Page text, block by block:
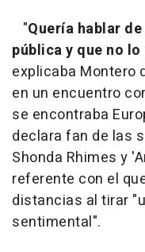
"Quería hablar
pública y que no
explicaba Montero
en un encuentro
se encontraba
declara fan de las
Shonda Rhimes y
referente con el
distancias al tirar
sentimental".